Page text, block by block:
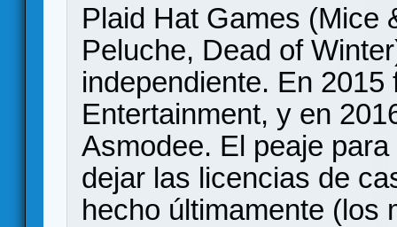
Plaid Hat Games (Mice
Peluche, Dead of
independiente. En
Entertainment, y en
Asmodee. El peaje
dejar las licencias de
hecho últimamente (los